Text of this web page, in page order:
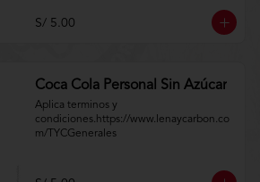
S/ 5.00
Coca Cola Personal Sin Azúcar
Aplica terminos y
condiciones.https://www.lenaycarbon.co
m/TYCGenerales